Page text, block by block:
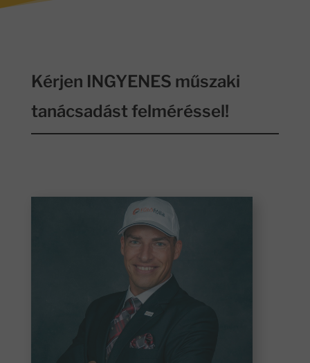
Kérjen INGYENES műszaki
tanácsadást felméréssel!